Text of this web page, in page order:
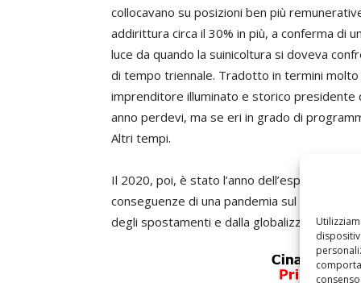
collocavano su posizioni ben più
addirittura circa il 30% in più, a conferma di
luce da quando la suinicoltura si doveva
di tempo triennale. Tradotto in termini
imprenditore illuminato e storico presidente
anno perdevi, ma se eri in grado di
Altri tempi.
Il 2020, poi, è stato l’anno dell’esplosione
conseguenze di una pandemia sul piano
degli spostamenti e dalla globalizzazione.